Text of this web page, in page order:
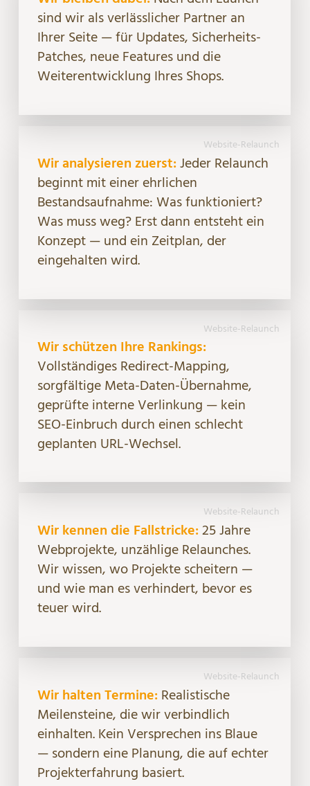
sind wir als verlässlicher Partner an
Ihrer Seite — für Updates, Sicherheits-
Patches, neue Features und die
Weiterentwicklung Ihres Shops.
Website-Relaunch
Wir analysieren zuerst:Jeder Relaunch
beginnt mit einer ehrlichen
Bestandsaufnahme: Was funktioniert?
Was muss weg? Erst dann entsteht ein
Konzept — und ein Zeitplan, der
eingehalten wird.
Website-Relaunch
Wir schützen Ihre Rankings:
Vollständiges Redirect-Mapping,
sorgfältige Meta-Daten-Übernahme,
geprüfte interne Verlinkung — kein
SEO-Einbruch durch einen schlecht
geplanten URL-Wechsel.
Website-Relaunch
Wir kennen die Fallstricke:25 Jahre
Webprojekte, unzählige Relaunches.
Wir wissen, wo Projekte scheitern —
und wie man es verhindert, bevor es
teuer wird.
Website-Relaunch
Wir halten Termine:Realistische
Meilensteine, die wir verbindlich
einhalten. Kein Versprechen ins Blaue
— sondern eine Planung, die auf echter
Projekterfahrung basiert.